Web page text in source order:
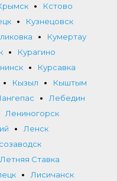
Кстово
Кузнецовск
Кумертау
Курагино
Курсавка
Кызыл
Кыштым
Лебедин
Лениногорск
Ленск
Летняя Ставка
Лисичанск